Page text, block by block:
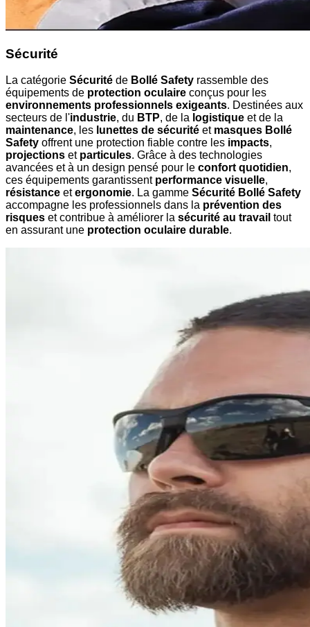
Sécurité
La catégorie Sécurité de Bollé Safety rassemble des
équipements de protection oculaire conçus pour les
environnements professionnels exigeants. Destinées aux
secteurs de l'industrie, du BTP, de la logistique et de la
maintenance, les lunettes de sécurité et masques Bollé
Safety offrent une protection fiable contre les impacts,
projections et particules. Grâce à des technologies
avancées et à un design pensé pour le confort quotidien,
ces équipements garantissent performance visuelle,
résistance etergonomie. La gamme Sécurité Bollé Safety
accompagne les professionnels dans la prévention des
risques et contribue à améliorer la sécurité au travail tout
en assurant une protection oculaire durable.